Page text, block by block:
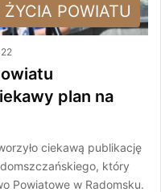
ŻYCIA POWIATU
plan na
ciekawą publikację
który
Powiatowe w Radomsku.